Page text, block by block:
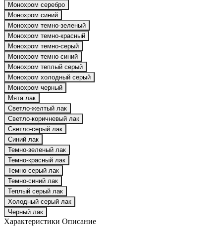
Монохром серебро
Монохром синий
Монохром темно-зеленый
Монохром темно-красный
Монохром темно-серый
Монохром темно-синий
Монохром теплый серый
Монохром холодный серый
Монохром черный
Мята лак
Светло-желтый лак
Светло-коричневый лак
Светло-серый лак
Синий лак
Темно-зеленый лак
Темно-красный лак
Темно-серый лак
Темно-синий лак
Теплый серый лак
Холодный серый лак
Черный лак
Характеристики Описание